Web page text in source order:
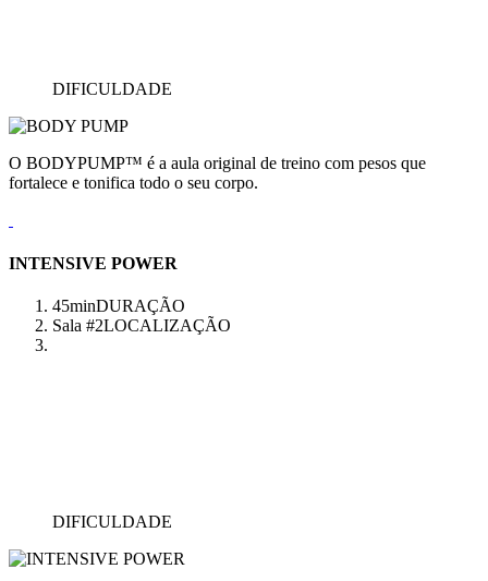
DIFICULDADE
O BODYPUMP™ é a aula original de treino com pesos que
fortalece e tonifica todo o seu corpo.
INTENSIVE POWER
45minDURAÇÃO
Sala #2LOCALIZAÇÃO
DIFICULDADE